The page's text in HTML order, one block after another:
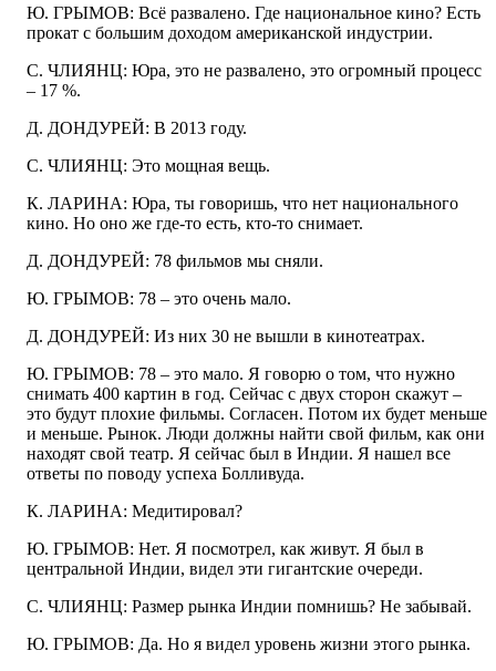
Ю. ГРЫМОВ: Всё развалено. Где национальное кино? Есть
прокат с большим доходом американской индустрии.
С. ЧЛИЯНЦ: Юра, это не развалено, это огромный процесс
– 17 %.
Д. ДОНДУРЕЙ: В 2013 году.
С. ЧЛИЯНЦ: Это мощная вещь.
К. ЛАРИНА: Юра, ты говоришь, что нет национального
кино. Но оно же где-то есть, кто-то снимает.
Д. ДОНДУРЕЙ: 78 фильмов мы сняли.
Ю. ГРЫМОВ: 78 – это очень мало.
Д. ДОНДУРЕЙ: Из них 30 не вышли в кинотеатрах.
Ю. ГРЫМОВ: 78 – это мало. Я говорю о том, что нужно
снимать 400 картин в год. Сейчас с двух сторон скажут –
это будут плохие фильмы. Согласен. Потом их будет меньше
и меньше. Рынок. Люди должны найти свой фильм, как они
находят свой театр. Я сейчас был в Индии. Я нашел все
ответы по поводу успеха Болливуда.
К. ЛАРИНА: Медитировал?
Ю. ГРЫМОВ: Нет. Я посмотрел, как живут. Я был в
центральной Индии, видел эти гигантские очереди.
С. ЧЛИЯНЦ: Размер рынка Индии помнишь? Не забывай.
Ю. ГРЫМОВ: Да. Но я видел уровень жизни этого рынка.